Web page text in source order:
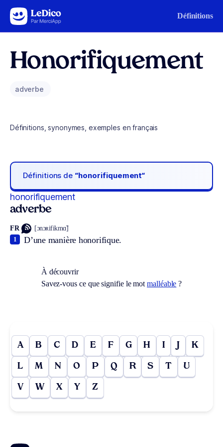
Aller au contenu Définitions
Honorifiquement
adverbe
Définitions, synonymes, exemples en français
Définitions de “honorifiquement“
honorifiquement
adverbe
FR [ɔnɔʀifikmɑ̃]
D’une manière honorifique.
1
À découvrir
Savez-vous ce que signifie le motmalléable ?
A B C D E F G H I J K
L M N O P Q R S T U
V W X Y Z